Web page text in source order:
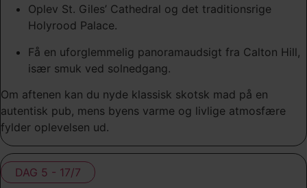
Oplev St. Giles’ Cathedral og det traditionsrige
Holyrood Palace.
Få en uforglemmelig panoramaudsigt fra Calton Hill,
især smuk ved solnedgang.
Om aftenen kan du nyde klassisk skotsk mad på en
autentisk pub, mens byens varme og livlige atmosfære
fylder oplevelsen ud.
DAG 5 - 17/7